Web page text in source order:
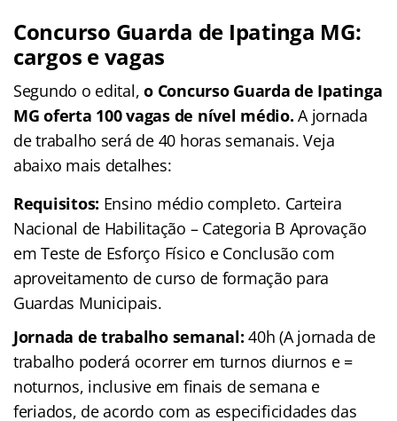
Concurso Guarda de Ipatinga MG:
cargos e vagas
Segundo o edital, o Concurso Guarda de Ipatinga
MG oferta 100 vagas de nível médio.A jornada
de trabalho será de 40 horas semanais. Veja
abaixo mais detalhes:
Requisitos: Ensino médio completo. Carteira
Nacional de Habilitação – Categoria B Aprovação
em Teste de Esforço Físico e Conclusão com
aproveitamento de curso de formação para
Guardas Municipais.
Jornada de trabalho semanal: 40h (A jornada de
trabalho poderá ocorrer em turnos diurnos e =
noturnos, inclusive em finais de semana e
feriados, de acordo com as especificidades das